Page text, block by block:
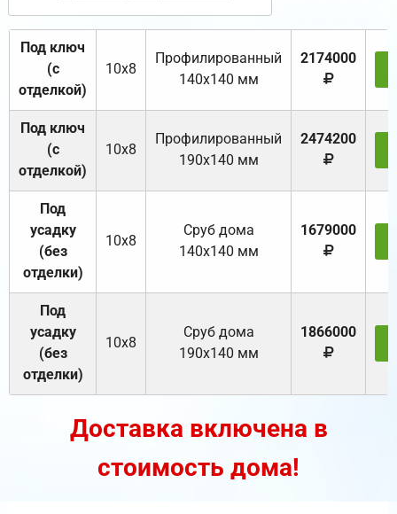
Под ключ
(с
отделкой)
10х8
Профилированный
140х140 мм
2174000
Под ключ
(с
отделкой)
10х8
Профилированный
190х140 мм
2474200
Под
усадку
(без
отделки)
10х8
Cруб дома
140х140 мм
1679000
Под
усадку
(без
отделки)
10х8
Cруб дома
190х140 мм
1866000
Доставка включена в
стоимость дома!